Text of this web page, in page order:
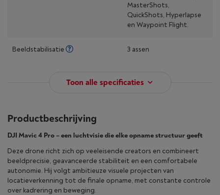
MasterShots,
QuickShots, Hyperlapse
en Waypoint Flight.
Beeldstabilisatie 3 assen
Toon alle specificaties
Productbeschrijving
DJI Mavic 4 Pro – een luchtvisie die elke opname structuur geeft
Deze drone richt zich op veeleisende creators en combineert
beeldprecisie, geavanceerde stabiliteit en een comfortabele
autonomie. Hij volgt ambitieuze visuele projecten van
locatieverkenning tot de finale opname, met constante controle
over kadrering en beweging.